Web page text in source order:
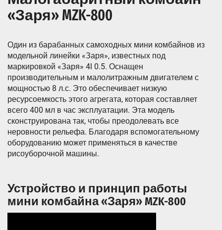
«Заря» MZK-800
Один из барабанных самоходных мини комбайнов из
модельной линейки «Заря», известных под
маркировкой «Заря» 4l 0.5. Оснащен
производительным и малолитражным двигателем с
мощностью 8 л.с. Это обеспечивает низкую
ресурсоемкость этого агрегата, которая составляет
всего 400 мл в час эксплуатации. Эта модель
сконструирована так, чтобы преодолевать все
неровности рельефа. Благодаря вспомогательному
оборудованию может применяться в качестве
рисоуборочной машины.
Устройство и принцип работы
мини комбайна «Заря» MZK-800